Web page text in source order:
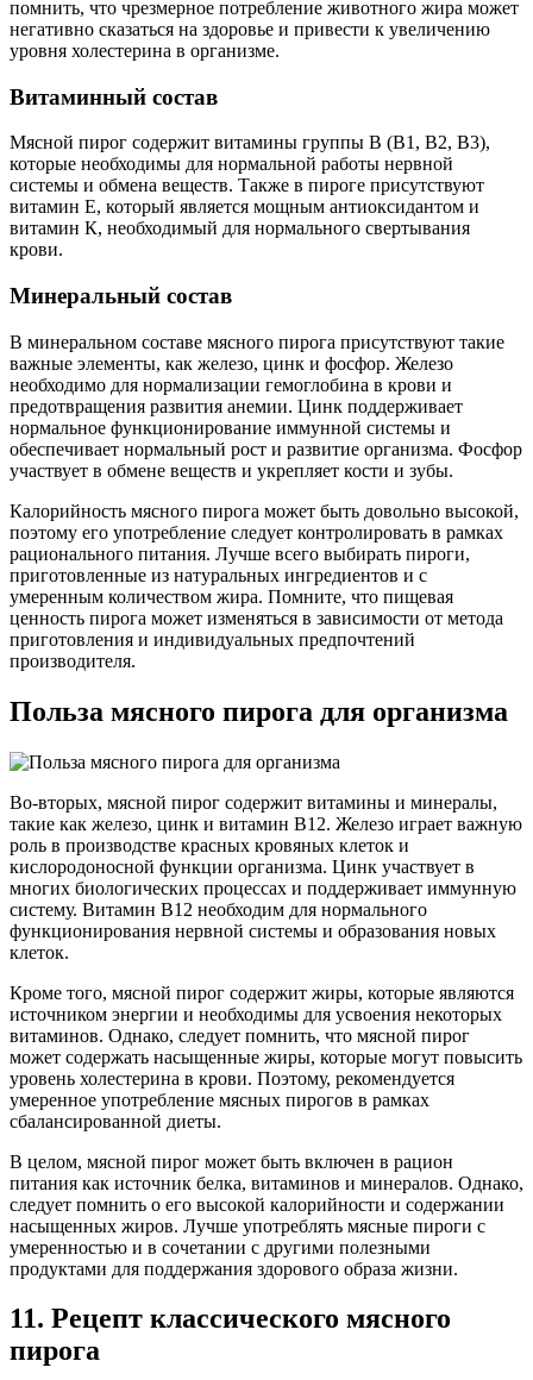
помнить, что чрезмерное потребление животного жира может
негативно сказаться на здоровье и привести к увеличению
уровня холестерина в организме.
Витаминный состав
Мясной пирог содержит витамины группы В (В1, В2, В3),
которые необходимы для нормальной работы нервной
системы и обмена веществ. Также в пироге присутствуют
витамин Е, который является мощным антиоксидантом и
витамин К, необходимый для нормального свертывания
крови.
Минеральный состав
В минеральном составе мясного пирога присутствуют такие
важные элементы, как железо, цинк и фосфор. Железо
необходимо для нормализации гемоглобина в крови и
предотвращения развития анемии. Цинк поддерживает
нормальное функционирование иммунной системы и
обеспечивает нормальный рост и развитие организма. Фосфор
участвует в обмене веществ и укрепляет кости и зубы.
Калорийность мясного пирога может быть довольно высокой,
поэтому его употребление следует контролировать в рамках
рационального питания. Лучше всего выбирать пироги,
приготовленные из натуральных ингредиентов и с
умеренным количеством жира. Помните, что пищевая
ценность пирога может изменяться в зависимости от метода
приготовления и индивидуальных предпочтений
производителя.
Польза мясного пирога для организма
Во-вторых, мясной пирог содержит витамины и минералы,
такие как железо, цинк и витамин B12. Железо играет важную
роль в производстве красных кровяных клеток и
кислородоносной функции организма. Цинк участвует в
многих биологических процессах и поддерживает иммунную
систему. Витамин B12 необходим для нормального
функционирования нервной системы и образования новых
клеток.
Кроме того, мясной пирог содержит жиры, которые являются
источником энергии и необходимы для усвоения некоторых
витаминов. Однако, следует помнить, что мясной пирог
может содержать насыщенные жиры, которые могут повысить
уровень холестерина в крови. Поэтому, рекомендуется
умеренное употребление мясных пирогов в рамках
сбалансированной диеты.
В целом, мясной пирог может быть включен в рацион
питания как источник белка, витаминов и минералов. Однако,
следует помнить о его высокой калорийности и содержании
насыщенных жиров. Лучше употреблять мясные пироги с
умеренностью и в сочетании с другими полезными
продуктами для поддержания здорового образа жизни.
11. Рецепт классического мясного
пирога